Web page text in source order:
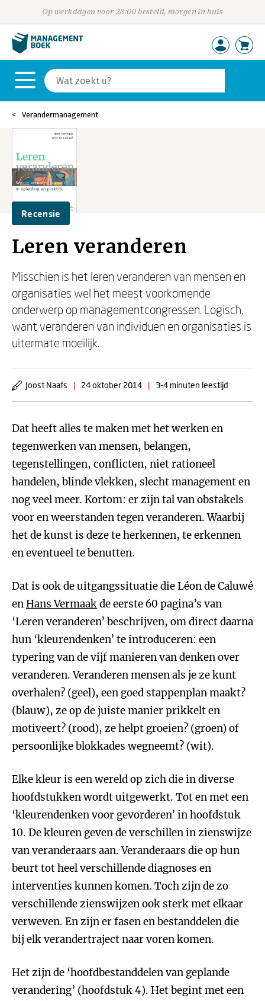
Op werkdagen voor 23:00 besteld, morgen in huis
Verandermanagement
Recensie
Leren veranderen
Misschien is het leren veranderen van mensen en
organisaties wel het meest voorkomende
onderwerp op managementcongressen. Logisch,
want veranderen van individuen en organisaties is
uitermate moeilijk.
Joost Naafs | 24 oktober 2014 | 3-4 minuten leestijd
Dat heeft alles te maken met het werken en
tegenwerken van mensen, belangen,
tegenstellingen, conflicten, niet rationeel
handelen, blinde vlekken, slecht management en
nog veel meer. Kortom: er zijn tal van obstakels
voor en weerstanden tegen veranderen. Waarbij
het de kunst is deze te herkennen, te erkennen
en eventueel te benutten.
Dat is ook de uitgangssituatie die Léon de Caluwé
enHans Vermaakde eerste 60 pagina’s van
‘Leren veranderen’ beschrijven, om direct daarna
hun ‘kleurendenken’ te introduceren: een
typering van de vijf manieren van denken over
veranderen. Veranderen mensen als je ze kunt
overhalen? (geel), een goed stappenplan maakt?
(blauw), ze op de juiste manier prikkelt en
motiveert? (rood), ze helpt groeien? (groen) of
persoonlijke blokkades wegneemt? (wit).
Elke kleur is een wereld op zich die in diverse
hoofdstukken wordt uitgewerkt. Tot en met een
‘kleurendenken voor gevorderen’ in hoofdstuk
10. De kleuren geven de verschillen in zienswijze
van veranderaars aan. Veranderaars die op hun
beurt tot heel verschillende diagnoses en
interventies kunnen komen. Toch zijn de zo
verschillende zienswijzen ook sterk met elkaar
verweven. En zijn er fasen en bestanddelen die
bij elk verandertraject naar voren komen.
Het zijn de ‘hoofdbestanddelen van geplande
verandering’ (hoofdstuk 4). Het begint met een